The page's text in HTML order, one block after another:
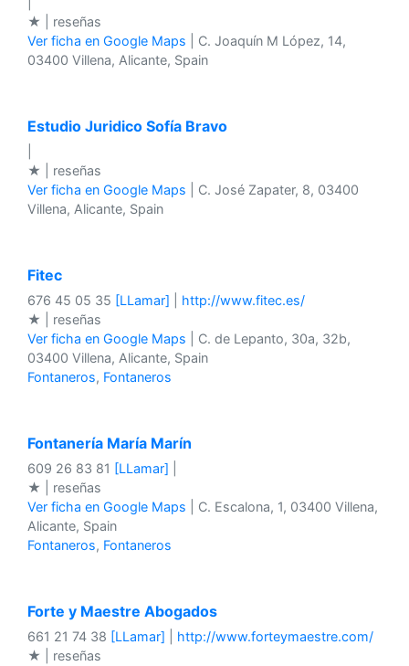
★ | reseñas
Ver ficha en Google Maps | C. Joaquín M López, 14,
03400 Villena, Alicante, Spain
Estudio Juridico Sofía Bravo
★ | reseñas
Ver ficha en Google Maps | C. José Zapater, 8, 03400
Villena, Alicante, Spain
Fitec
676 45 05 35 [LLamar]
http://www.fitec.es/
★ | reseñas
Ver ficha en Google Maps | C. de Lepanto, 30a, 32b,
03400 Villena, Alicante, Spain
Fontaneros, Fontaneros
Fontanería María Marín
609 26 83 81 [LLamar]
★ | reseñas
Ver ficha en Google Maps | C. Escalona, 1, 03400 Villena,
Alicante, Spain
Fontaneros, Fontaneros
Forte y Maestre Abogados
661 21 74 38 [LLamar]
http://www.forteymaestre.com/
★ | reseñas